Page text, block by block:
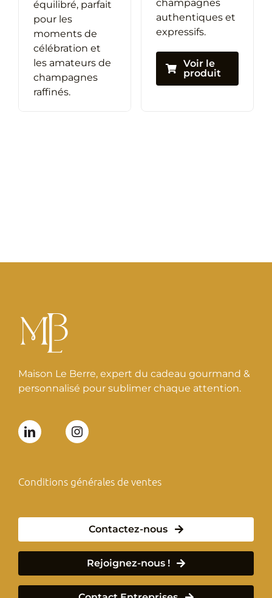
équilibré, parfait
pour les
moments de
célébration et
les amateurs de
champagnes
raffinés.
champagnes
authentiques et
expressifs.
Voir le
produit
Maison Le Berre, expert du cadeau gourmand &
personnalisé pour sublimer chaque attention.
Conditions générales de ventes
Contactez-nous
Rejoignez-nous !